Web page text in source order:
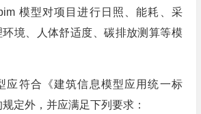
模型对项目进行日照、能耗、采
境、人体舒适度、碳排放测算等模
应符合《建筑信息模型应用统一标
定外，并应满足下列要求：